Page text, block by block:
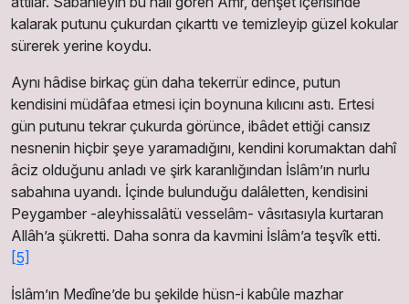
kalarak putunu çukurdan çıkarttı ve temizleyip güzel kokular
sürerek yerine koydu.
Aynı hâdise birkaç gün daha tekerrür edince, putun
kendisini müdâfaa etmesi için boynuna kılıcını astı. Ertesi
gün putunu tekrar çukurda görünce, ibâdet ettiği cansız
nesnenin hiçbir şeye yaramadığını, kendini korumaktan dahî
âciz olduğunu anladı ve şirk karanlığından İslâm’ın nurlu
sabahına uyandı. İçinde bulunduğu dalâletten, kendisini
Peygamber -aleyhissalâtü vesselâm- vâsıtasıyla kurtaran
Allâh’a şükretti. Daha sonra da kavmini İslâm’a teşvîk etti.
[5]
İslâm’ın Medîne’de bu şekilde hüsn-i kabûle mazhar